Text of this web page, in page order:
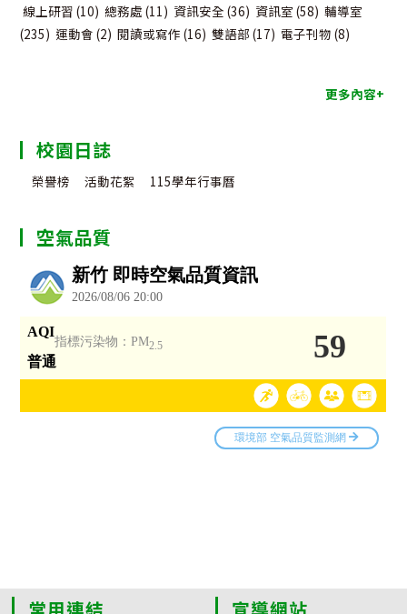
線上研習 (10) 總務處 (11) 資訊安全 (36) 資訊室 (58) 輔導室
(235) 運動會 (2) 閱讀或寫作 (16) 雙語部 (17) 電子刊物 (8)
更多內容+
校園日誌
榮譽榜 活動花絮 115學年行事曆
空氣品質